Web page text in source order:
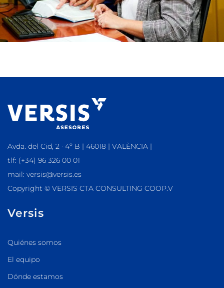
Avda. del Cid, 2 · 4º B | 46018 | VALÈNCIA |
tlf: (+34) 96 326 00 01
mail: versis@versis.es
Copyright © VERSIS CTA CONSULTING COOP.V
Versis
Quiénes somos
El equipo
Dónde estamos